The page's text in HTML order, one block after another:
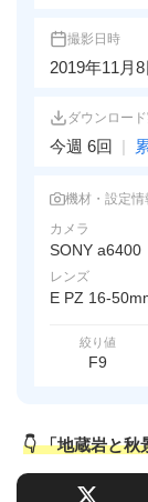
撮影日時
2019年11月
ダウンロー
今週 6回 |
機材・設定情
カメラ
SONY a6400
レンズ
E PZ 16-
絞り値
F9
👇 「地蔵岩と秋